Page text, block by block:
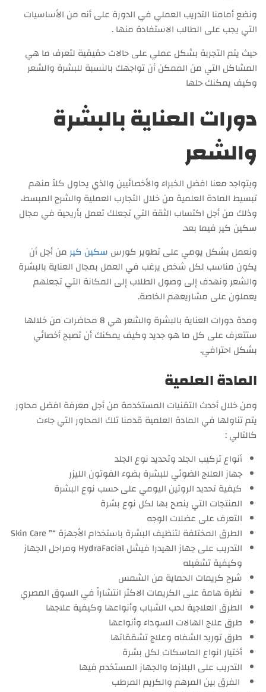
ونضع أمامنا التدريب العملي في الدورة على أنه من الأساسيات
التي يجب على الطالب الاستفادة منها .
حيث يتم التجربة بشكل عملي على حالات حقيقية لتعرف ما هي
المشاكل التي من الممكن أن تواجهك بالنسبة للبشرة والشعر
وكيف يمكنك حلها
دورات العناية بالبشرة
والشعر
ويتواجد معنا افضل الخبراء والأخصائيين والذي يحاول كلاً منهم
تبسيط المادة العلمية من خلال التجارب العملية والشرح المبسط،
وذلك من أجل اكتساب الثقة التي تجعلك تعمل بأريحية في مجال
سكين كير فيما بعد.
ونعمل بشكل يومي على تطوير كورس سكين كيرمن أجل أن
يكون مناسب لكل شخص يرغب في العمل بمجال العناية بالبشرة
والشعر ونهدف إلى وصول الطلاب إلى المكانة التي تجعلهم
يعملون على مشاريعهم الخاصة.
ومدة دورات العناية بالبشرة والشعر هي 8 محاضرات من خلالها
ستتعرف على كل ما هو جديد وكيف يمكنك أن تصبح أخصائي
بشكل احترافي.
المادة العلمية
ومن خلال أحدث التقنيات المستخدمة من أجل معرفة افضل محاور
يتم تناولها في المادة العلمية قدمنا تلك المحاور التي جاءت
كالتالي :
أنواع تركيب الجلد وتحديد نوع الجلد
جهاز العلاج الضوئي للبشرة بضوء الفوتون الليزر
كيفية تحديد الروتين اليومي على حسب نوع البشرة
المنتجات التي ينصح بها لكل نوع بشرة
التعرف على عضلات الوجه
الطرق المختلفة لتنظيف البشرة باستخدام الأجهزة “” Skin Care
التدريب على جهاز الهيدرا فيشل HydraFacial ومراحل الجهاز
وكيفية تشغيله
شرح كريمات الحماية من الشمس
نظرة هامة على الكريمات الاكثر انتشاراً في السوق المصري
الطرق العلاجية لحب الشباب وأنواعها وكيفية علاجها
طرق علاج الهالات السوداء وأنواعها
طرق توريد الشفاه وعلاج تشققاتها
أختيار انواع الماسكات لكل بشرة
التدريب على البلازما والجهاز المستخدم فيها
الفرق بين المرهم والكريم المرطب